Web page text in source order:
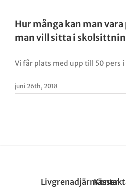
Hur många kan man
man vill sitta i
Vi får plats med upp till 50 pers
juni 26th, 2018
Livgrenadjärmässen